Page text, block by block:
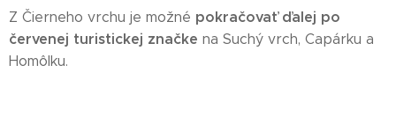
Z Čierneho vrchu je možné pokračovať ďalej po
červenej turistickej značke na Suchý vrch, Capárku a
Homôlku.